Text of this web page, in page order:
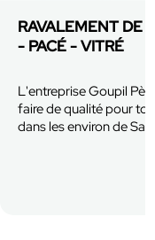
GRÉGOIRE
son savoir
de façades
et...